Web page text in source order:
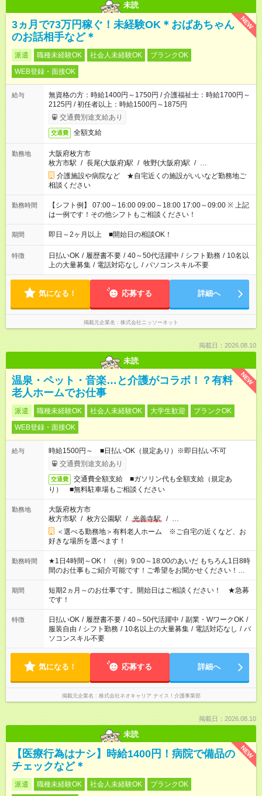
未読
NEW
3ヵ月で73万円稼ぐ！未経験OK＊おばあちゃん
のお話相手など＊
派遣 職種未経験OK 社会人未経験OK
ブランクOK
WEB登録・面接OK
給与
無資格の方：時給1400円～1750円 / 介護福祉士：時給1700円～
2125円 / 初任者以上：時給1500円～1875円
交通費別途支給あり
交通費 全額支給
勤務地
大阪府枚方市
枚方市駅 / 長尾(大阪府)駅 / 牧野(大阪府)駅 / …
介護施設や病院など ★自宅近くの施設がいいなど勤務地ご
相談ください
勤務時間
【シフト例】 07:00～16:00 09:00～18:00 17:00～09:00 ※ 上記
は一例です！その他シフトもご相談ください！
期間 即日～2ヶ月以上 ■開始日の相談OK！
特徴 日払いOK / 履歴書不要 / 40～50代活躍中 / シフト勤務 / 10名以
上の大量募集 / 電話対応なし / パソコンスキル不要
気になる！ 応募する 詳細へ
掲載元企業名 株式会社ニッソーネット
掲載日：2026.08.10
未読
NEW
温泉・ペット・音楽…と介護がコラボ！？有料
老人ホームでお仕事
派遣 職種未経験OK 社会人未経験OK 大学生歓迎
ブランクOK
WEB登録・面接OK
給与
時給1500円～ ■日払いOK（規定あり）※即日払い不可
交通費別途支給あり
交通費
交通費全額支給 ■ガソリン代も全額支給（規定あ
り） ■無料駐車場もご相談ください
勤務地
大阪府枚方市
枚方市駅 / 枚方公園駅 / 光善寺駅 / …
＜選べる勤務地＞有料老人ホーム ※ご自宅の近くなど、お
好きな場所を選べます！
勤務時間
★1日4時間～OK！ （例）9:00～18:00のあいだ もちろん1日8時
間のお仕事もご紹介可能です！ご希望をお聞かせください！★家
庭の都合でお休みが必要な場合も遠慮なくご相談ください。 ※
週最低15時間以上の勤務が必要です
期間
短期2ヵ月～のお仕事です。開始日はご相談ください！ ★急募
です！
特徴 日払いOK / 履歴書不要 / 40～50代活躍中 / 副業・WワークOK /
服装自由 / シフト勤務 / 10名以上の大量募集 / 電話対応なし / パ
ソコンスキル不要
気になる！ 応募する 詳細へ
掲載元企業名 株式会社ネオキャリア ナイス！介護事業部
掲載日：2026.08.10
未読
NEW
【医療行為はナシ】時給1400円！病院で備品の
チェックなど＊
派遣 職種未経験OK 社会人未経験OK
ブランクOK